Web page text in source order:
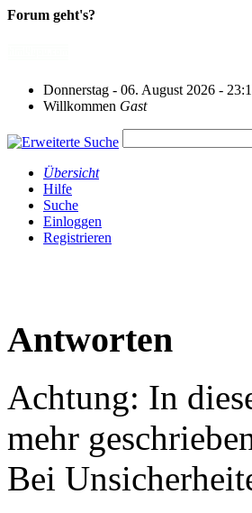
Forum geht's?
Donnerstag - 06. August 2026 -
Willkommen Gast
Übersicht
Hilfe
Suche
Einloggen
Registrieren
Antworten
Achtung: In
mehr
Bei